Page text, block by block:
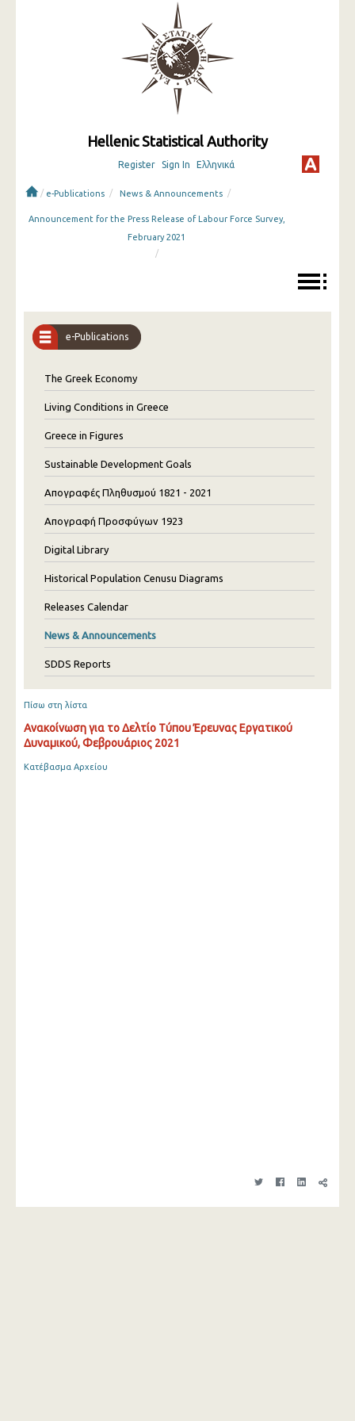
Hellenic Statistical Authority
Register Sign In Ελληνικά
/ e-Publications / News & Announcements /
Announcement for the Press Release of Labour Force Survey,
February 2021
/
e-Publications
The Greek Economy
Living Conditions in Greece
Greece in Figures
Sustainable Development Goals
Απογραφές Πληθυσμού 1821 - 2021
Απογραφή Προσφύγων 1923
Digital Library
Historical Population Cenusu Diagrams
Releases Calendar
News & Announcements
SDDS Reports
Πίσω στη λίστα
Ανακοίνωση για το Δελτίο Τύπου Έρευνας Εργατικού
Δυναμικού, Φεβρουάριος 2021
Κατέβασμα Αρχείου